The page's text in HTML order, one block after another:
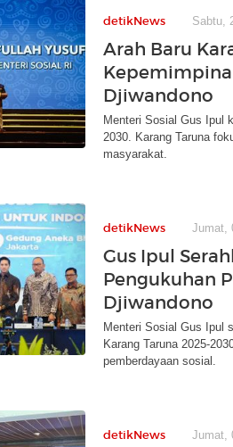
detikNews Sabtu,
Arah Baru
Djiwandono
Menteri Sosial Gus Ipul
2030. Karang Taruna
masyarakat.
detikNews Jumat,
Gus Ipul
Pengukuhan
Djiwandono
Menteri Sosial Gus Ipul
Karang Taruna 2025-
pemberdayaan sosial.
detikNews Jumat,